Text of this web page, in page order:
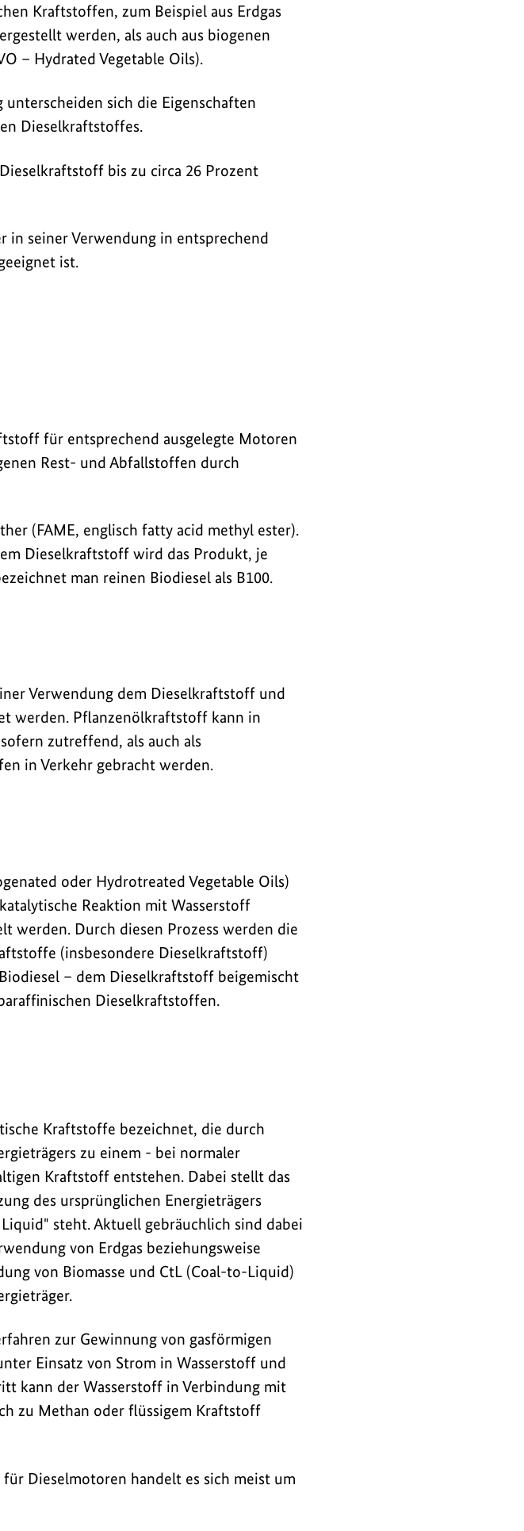
Kraftstoffen, zum Beispiel aus Erdgas
werden, als auch aus biogenen
– Hydrated Vegetable Oils).
sich die Eigenschaften
Dieselkraftstoffes.
bis zu circa 26 Prozent
in seiner Verwendung in entsprechend
ist.
für entsprechend ausgelegte Motoren
Rest- und Abfallstoffen durch
(FAME, englisch fatty acid methyl ester).
Dieselkraftstoff wird das Produkt, je
man reinen Biodiesel als B100.
Verwendung dem Dieselkraftstoff und
werden. Pflanzenölkraftstoff kann in
zutreffend, als auch als
in Verkehr gebracht werden.
oder Hydrotreated Vegetable Oils)
Reaktion mit Wasserstoff
werden. Durch diesen Prozess werden die
(insbesondere Dieselkraftstoff)
– dem Dieselkraftstoff beigemischt
Dieselkraftstoffen.
Kraftstoffe bezeichnet, die durch
zu einem - bei normaler
Kraftstoff entstehen. Dabei stellt das
des ursprünglichen Energieträgers
steht. Aktuell gebräuchlich sind dabei
von Erdgas beziehungsweise
von Biomasse und CtL (Coal-to-Liquid)
zur Gewinnung von gasförmigen
Einsatz von Strom in Wasserstoff und
kann der Wasserstoff in Verbindung mit
zu Methan oder flüssigem Kraftstoff
Dieselmotoren handelt es sich meist um